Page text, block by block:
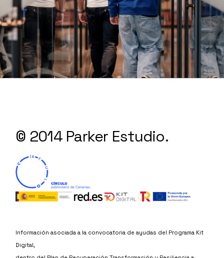
© 2014 Parker Estudio.
Información asociada a la convocatoria de ayudas del Programa Kit
Digital,